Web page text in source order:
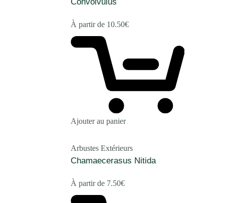
À partir de 10.50€
Ajouter au panier
Arbustes Extérieurs
Chamaecerasus Nitida
À partir de 7.50€